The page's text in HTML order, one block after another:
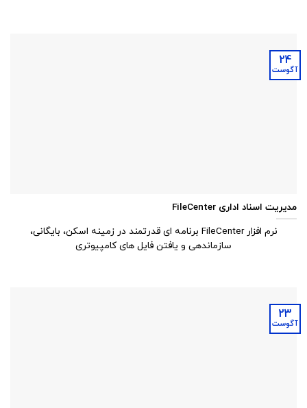
مدیریت اسناد اداری FileCenter
نرم افزار FileCenter برنامه ای قدرتمند در زمینه اسکن، بایگانی،
سازماندهی و یافتن فایل های کامپیوتری
24
آگوست
23
آگوست